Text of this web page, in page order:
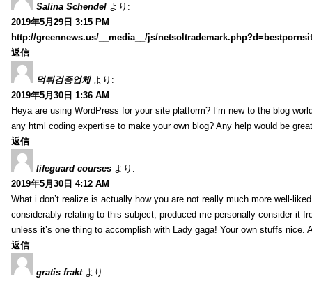
Salina Schendel より:
2019年5月29日 3:15 PM
http://greennews.us/__media__/js/
返信
먹튀검증업체 より:
2019年5月30日 1:36 AM
Heya are using WordPress for your site platform? I’m new to the blog
any html coding expertise to make your own blog? Any help would be
返信
lifeguard courses より:
2019年5月30日 4:12 AM
What i don’t realize is actually how you are not really much more well-
considerably relating to this subject, produced me personally consider it
unless it’s one thing to accomplish with Lady gaga! Your own stuffs nice.
返信
gratis frakt より: